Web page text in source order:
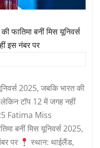
बनीं मिस यूनिवर्स
इस नंबर पर
2025, जबकि भारत की
लेकिन टॉप 12 में जगह नहीं
Fatima Miss
बनीं मिस यूनिवर्स 2025,
पर
स्थान: थाईलैंड,